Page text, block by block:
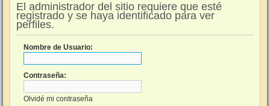
El administrador del sitio requiere que esté
registrado y se haya identificado para ver
perfiles.
Nombre de Usuario:
Contraseña:
Olvidé mi contraseña